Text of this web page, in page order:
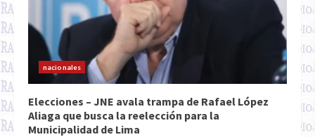
nacionales
Elecciones – JNE avala trampa de Rafael López
Aliaga que busca la reelección para la
Municipalidad de Lima